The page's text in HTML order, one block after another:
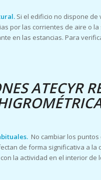
Si el edificio no dispone
por las corrientes de aire o
en las estancias. Para
ATECYR
No cambiar los
de forma significativa a
la actividad en el interior de